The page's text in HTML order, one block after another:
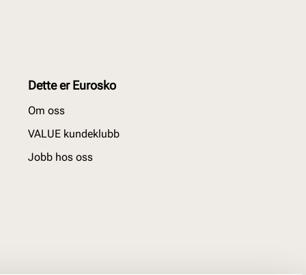
Dette er Eurosko
Om oss
VALUE kundeklubb
Jobb hos oss